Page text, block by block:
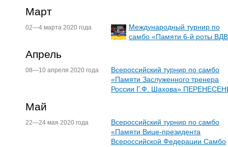
Март
02—4 марта 2020 года
Международный турнир по
самбо «Памяти 6-й роты
Апрель
08—10 апреля 2020 года
Всероссийский турнир по самбо
«Памяти Заслуженного тренера
России Г.Ф. Шахова»
Май
22—24 мая 2020 года
Всероссийский турнир по самбо
«Памяти Вице-президента
Всероссийской Федерации Самбо